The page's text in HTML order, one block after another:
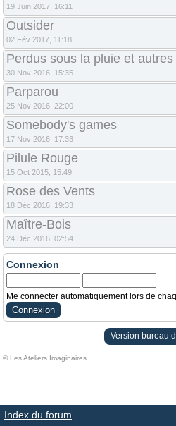
19 Juin 2017, 16:11
Outsider
02 Fév 2017, 11:18
Perdus sous la pluie et
30 Nov 2016, 15:35
Parparou
25 Nov 2016, 22:00
Somebody's games
17 Nov 2016, 17:33
Pilule Rouge
15 Oct 2015, 15:49
Rose des Vents
18 Déc 2016, 19:33
Maître-Bois
24 Déc 2016, 02:54
Connexion
Me connecter automatiquement lors de
Version bureau
© Les Ateliers Imaginaires
Index du forum